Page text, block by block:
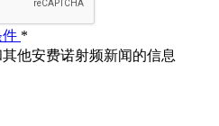
件 *
他安费诺射频新闻的信息